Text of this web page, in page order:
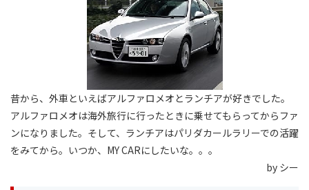
昔から、外車といえばアルファロメオとランチアが好きでした。
アルファロメオは海外旅行に行ったときに乗せてもらってからファ
ンになりました。そして、ランチアはパリダカールラリーでの活躍
をみてから。いつか、MY CARにしたいな。。。
by シー